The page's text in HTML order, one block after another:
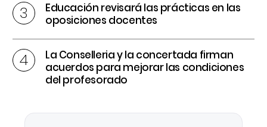
Educación revisará las prácticas en las
oposiciones docentes
La Conselleria y la concertada firman
acuerdos para mejorar las condiciones
del profesorado